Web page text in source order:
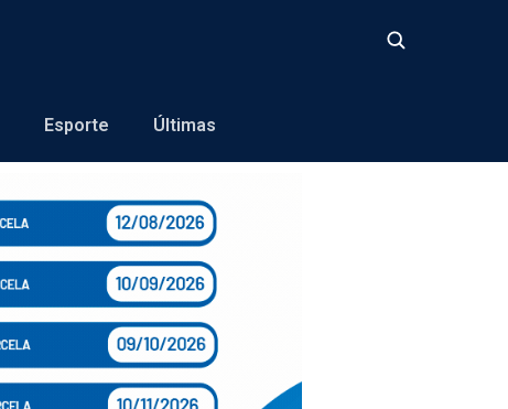
Esporte Últimas